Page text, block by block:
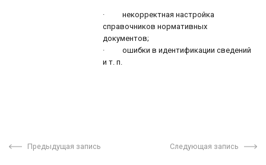
· некорректная настройка
справочников нормативных
документов;
· ошибки в идентификации сведений
и т. п.
Предыдущая запись Следующая запись